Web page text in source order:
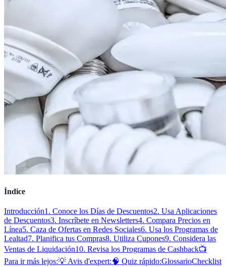
Índice
Introducción1. Conoce los Días de Descuentos2. Usa Aplicaciones
de Descuentos3. Inscríbete en Newsletters4. Compara Precios en
Línea5. Caza de Ofertas en Redes Sociales6. Usa los Programas de
Lealtad7. Planifica tus Compras8. Utiliza Cupones9. Considera las
Ventas de Liquidación10. Revisa los Programas de Cashback📺
Para ir más lejos:💡 Avis d'expert:🧠 Quiz rápido:GlossarioChecklist